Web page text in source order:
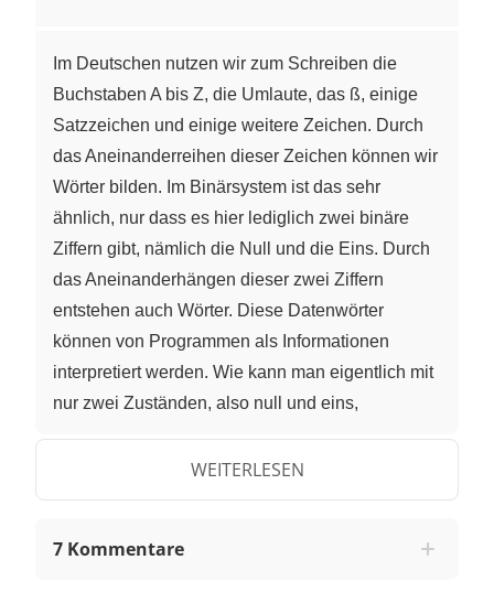
Im Deutschen nutzen wir zum Schreiben die
Buchstaben A bis Z, die Umlaute, das ß, einige
Satzzeichen und einige weitere Zeichen. Durch
das Aneinanderreihen dieser Zeichen können wir
Wörter bilden. Im Binärsystem ist das sehr
ähnlich, nur dass es hier lediglich zwei binäre
Ziffern gibt, nämlich die Null und die Eins. Durch
das Aneinanderhängen dieser zwei Ziffern
entstehen auch Wörter. Diese Datenwörter
können von Programmen als Informationen
interpretiert werden. Wie kann man eigentlich mit
nur zwei Zuständen, also null und eins,
mal bei Zahlen an. Das Binärsystem ist ein
Dualsystem. Das ist ein Zahlensystem mit der
erfolgt hier im Stellenwertsystem. Sehen wir uns
WEITERLESEN
7 Kommentare